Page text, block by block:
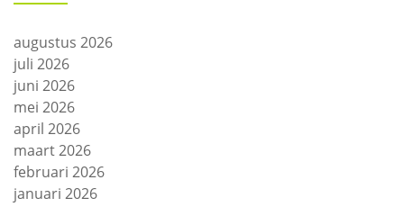
augustus 2026
juli 2026
juni 2026
mei 2026
april 2026
maart 2026
februari 2026
januari 2026